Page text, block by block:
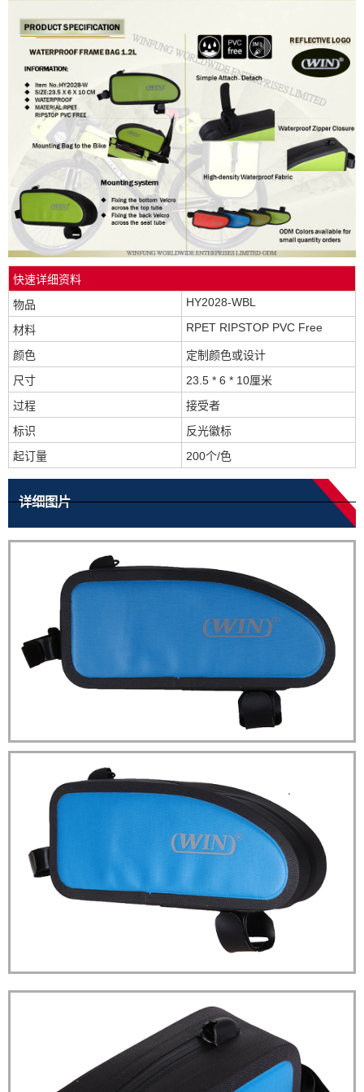
快速详细资料
物品
HY2028-WBL
材料 RPET RIPSTOP PVC Free
颜色
定制颜色或设计
尺寸
23.5 * 6 * 10厘米
过程
接受者
标识
反光徽标
起订量
200个/色
详细图片